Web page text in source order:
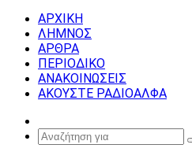
ΑΡΧΙΚΗ
ΛΗΜΝΟΣ
ΑΡΘΡΑ
ΠΕΡΙΟΔΙΚΟ
ΑΝΑΚΟΙΝΩΣΕΙΣ
ΑΚΟΥΣΤΕ ΡΑΔΙΟΑΛΦΑ
Article